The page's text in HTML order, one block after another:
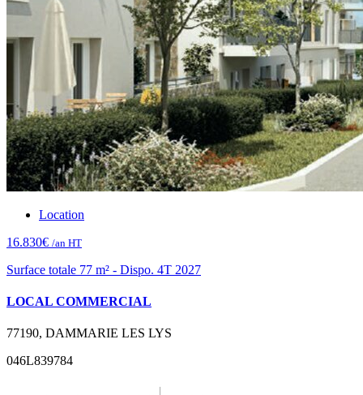
Location
16.830€ /an HT
Surface totale 77 m² - Dispo. 4T 2027
LOCAL COMMERCIAL
77190, DAMMARIE LES LYS
046L839784